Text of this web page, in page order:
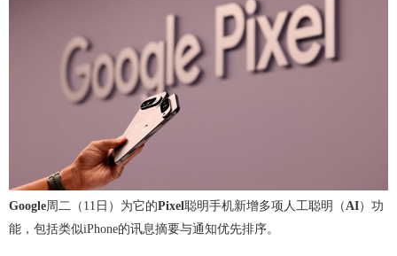
Google周二（11日）为它的Pixel聪明手机新增多项人工聪明（AI）功
能，包括类似iPhone的讯息摘要与通知优先排序。